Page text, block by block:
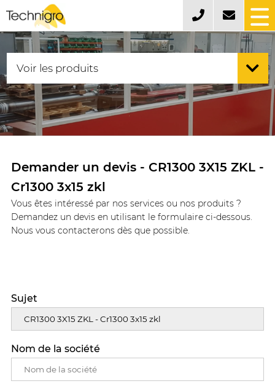
Demander un devis - CR1300 3X15 ZKL -
Cr1300 3x15 zkl
Vous êtes intéressé par nos services ou nos produits ?
Demandez un devis en utilisant le formulaire ci-dessous.
Nous vous contacterons dès que possible.
Sujet
Nom de la société